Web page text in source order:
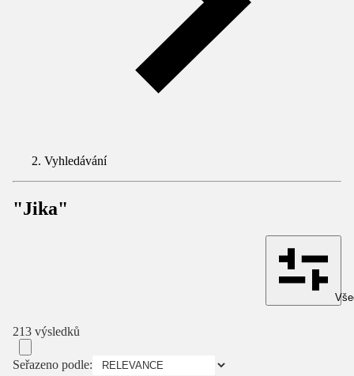
Vyhledávání
"Jika"
213 výsledků
Seřazeno podle: